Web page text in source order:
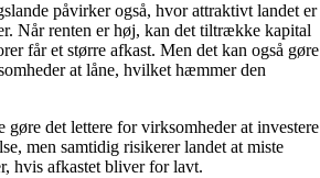
påvirker også, hvor attraktivt landet er
Når renten er høj, kan det tiltrække kapital
får et større afkast. Men det kan også gøre
at låne, hvilket hæmmer den
gøre det lettere for virksomheder at investere
men samtidig risikerer landet at miste
hvis afkastet bliver for lavt.